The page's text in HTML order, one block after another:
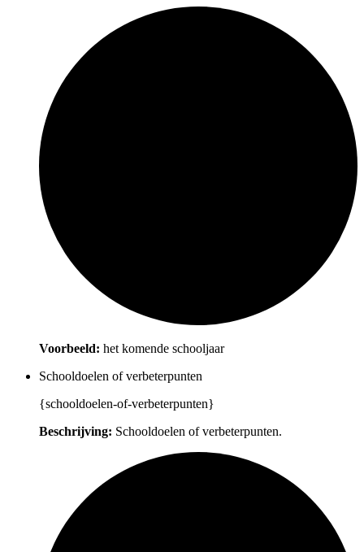
Voorbeeld: het komende schooljaar
Schooldoelen of verbeterpunten
{schooldoelen-of-verbeterpunten}
Beschrijving: Schooldoelen of verbeterpunten.